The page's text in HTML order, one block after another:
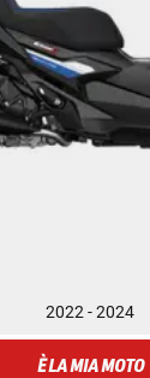
2022 - 2024
È LA MIA MOTO